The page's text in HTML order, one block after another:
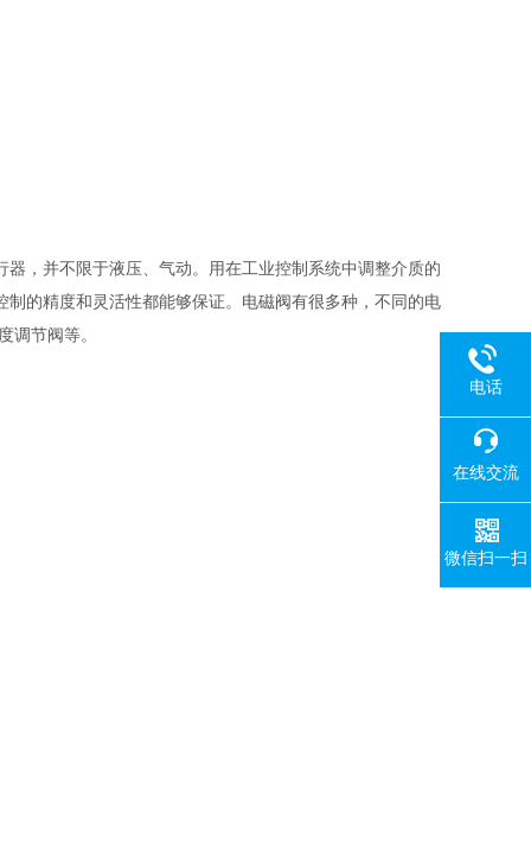
，并不限于液压、气动。用在工业控制系统中调整介质的
的精度和灵活性都能够保证。电磁阀有很多种，不同的电
调节阀等。
电话
在线交流
微信扫一扫